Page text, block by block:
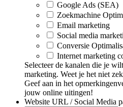
Google Ads (SEA)
Zoekmachine
Email marketing
Social media
Conversie
Internet marketing
Selecteer de kanalen die je
marketing. Weet je het niet
Geef aan in het
jouw online uitingen!
Website URL / Social Media